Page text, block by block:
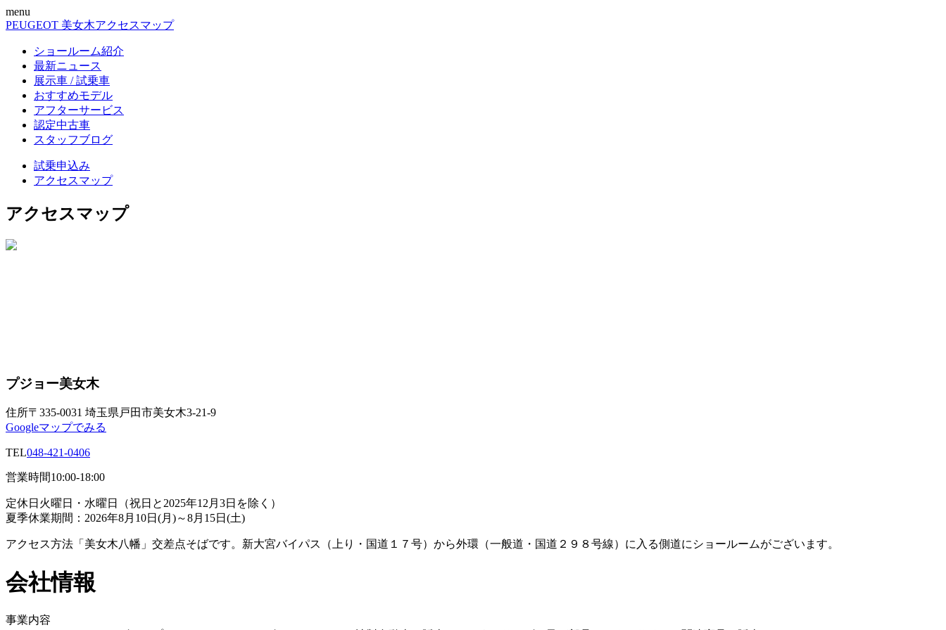
menu
PEUGEOT 美女木アクセスマップ
ショールーム紹介
最新ニュース
展示車 / 試乗車
おすすめモデル
アフターサービス
認定中古車
スタッフブログ
試乗申込み
アクセスマップ
アクセスマップ
プジョー美女木
住所〒335-0031 埼玉県戸田市美女木3-21-9
Googleマップでみる
TEL048-421-0406
営業時間10:00-18:00
定休日 火曜日・水曜日（祝日と2025年12月3日を除く）
夏季休業期間：2026年8月10日(月)～8月15日(土)
アクセス方法 「美女木八幡」交差点そばです。新大宮バイパス（上り・国道１７号）から外環（一般道・国道２９８号線）に入る側道にショールームがございます。
会社情報
事業内容